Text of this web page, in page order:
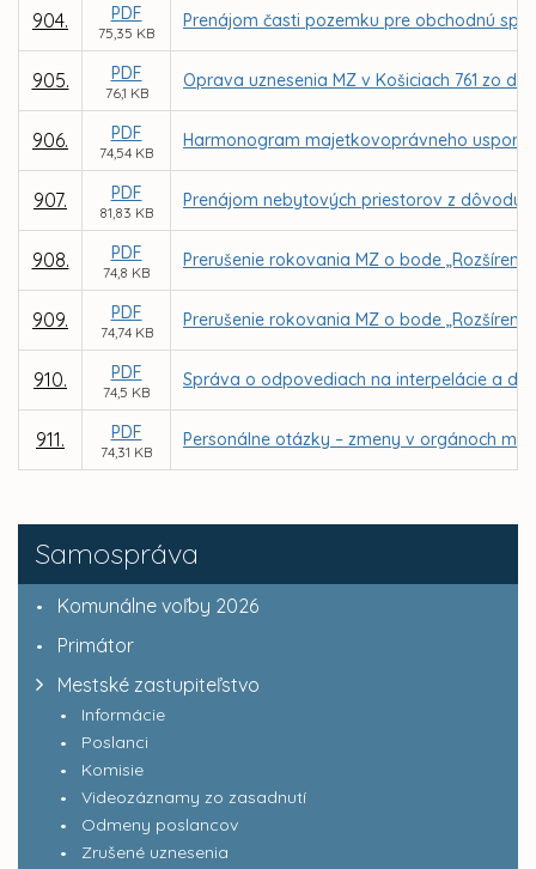
Samospráva
Komunálne voľby 2026
Primátor
Mestské zastupiteľstvo
Informácie
Poslanci
Komisie
Videozáznamy zo zasadnutí
Odmeny poslancov
Zrušené uznesenia
904. PDF
75,35 KB
Prenájom časti pozemku pre obchodnú
905. PDF
76,1 KB
Oprava uznesenia MZ v Košiciach 761 zo
906. PDF
74,54 KB
Harmonogram majetkovoprávneho
907. PDF
81,83 KB
Prenájom nebytových priestorov z dôvodu
908. PDF
74,8 KB
Prerušenie rokovania MZ o bode
909. PDF
74,74 KB
Prerušenie rokovania MZ o bode
910. PDF
74,5 KB
Správa o odpovediach na interpelácie a
911. PDF
74,31 KB
Personálne otázky – zmeny v orgánoch